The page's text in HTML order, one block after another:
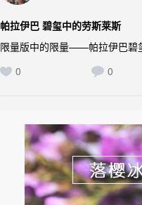
帕拉伊巴 碧玺中的劳斯莱斯
限量版中的限量——帕拉伊巴碧
0
0